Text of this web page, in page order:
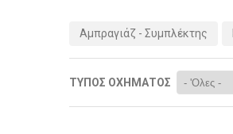
Αμπραγιάζ - Συμπλέκτης
ΤΎΠΟΣ ΟΧΉΜΑΤΟΣ